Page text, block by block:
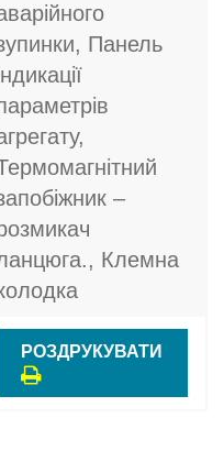
Панель
–
Клемна
РОЗДРУКУВАТИ